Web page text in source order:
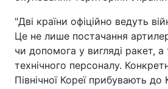
"Дві країни офіційно ведуть
Це не лише постачання
чи допомога у вигляді ракет,
технічного персоналу.
Північної Кореї прибувають до